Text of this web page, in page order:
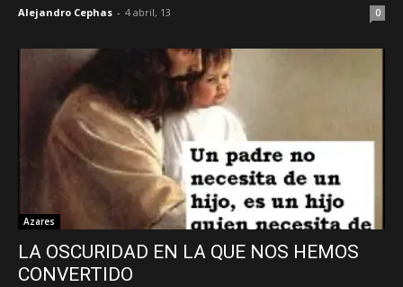
Alejandro Cephas - 4 abril, 13 0
Azares
LA OSCURIDAD EN LA QUE NOS HEMOS
CONVERTIDO